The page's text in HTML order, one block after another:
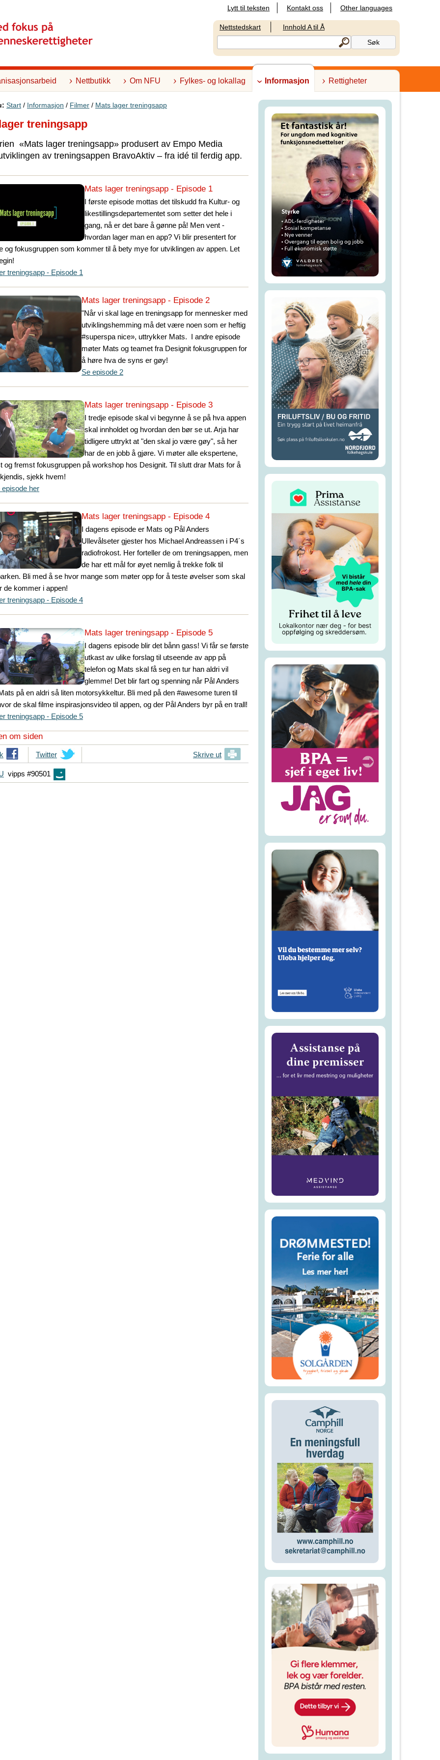
Lytt til teksten Kontakt oss Other languages
Nettstedskart Innhold A til Å
Nettbutikk Om NFU Fylkes- og lokallag Informasjon Rettigheter
Start / Informasjon / Filmer / Mats lager treningsapp
treningsapp
«Mats lager treningsapp» produsert av Empo Media
av treningsappen BravoAktiv – fra idé til ferdig app.
Mats lager treningsapp - Episode 1
I første episode mottas det tilskudd fra Kultur- og
likestillingsdepartementet som setter det hele i
gang, nå er det bare å gønne på! Men vent -
hvordan lager man en app? Vi blir presentert for
og fokusgruppen som kommer til å bety mye for utviklingen av appen. Let
treningsapp - Episode 1
Mats lager treningsapp - Episode 2
"Når vi skal lage en treningsapp for mennesker med
utviklingshemming må det være noen som er heftig
#superspa nice», uttrykker Mats. I andre episode
møter Mats og teamet fra Designit fokusgruppen for
å høre hva de syns er gøy!
Se episode 2
Mats lager treningsapp - Episode 3
I tredje episode skal vi begynne å se på hva appen
skal innholdet og hvordan den bør se ut. Arja har
tidligere uttrykt at "den skal jo være gøy", så her
har de en jobb å gjøre. Vi møter alle ekspertene,
og fremst fokusgruppen på workshop hos Designit. Til slutt drar Mats for å
sjekk hvem!
episode her
Mats lager treningsapp - Episode 4
I dagens episode er Mats og Pål Anders
Ullevålseter gjester hos Michael Andreassen i P4´s
radiofrokost. Her forteller de om treningsappen, men
de har ett mål for øyet nemlig å trekke folk til
Bli med å se hvor mange som møter opp for å teste øvelser som skal
de kommer i appen!
treningsapp - Episode 4
Mats lager treningsapp - Episode 5
I dagens episode blir det bånn gass! Vi får se første
utkast av ulike forslag til utseende av app på
telefon og Mats skal få seg en tur han aldri vil
glemme! Det blir fart og spenning når Pål Anders
på en aldri så liten motorsykkeltur. Bli med på den #awesome turen til
de skal filme inspirasjonsvideo til appen, og der Pål Anders byr på en trall!
treningsapp - Episode 5
om siden
T
i
p
Twitter Skrive ut
vipps #90501